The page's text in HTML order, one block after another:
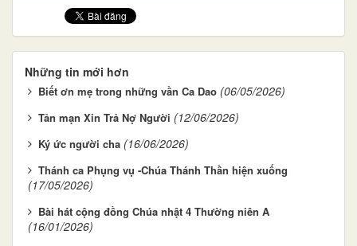
Những tin mới hơn
Biết ơn mẹ trong những vần Ca Dao (06/05/2026)
Tản mạn Xin Trả Nợ Người (12/06/2026)
Ký ức người cha (16/06/2026)
Thánh ca Phụng vụ -Chúa Thánh Thần hiện xuống
(17/05/2026)
Bài hát cộng đồng Chúa nhật 4 Thường niên A
(16/01/2026)